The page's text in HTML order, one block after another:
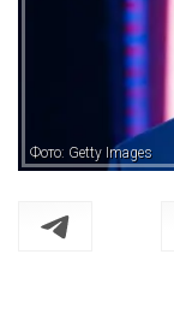
Фото: Getty Images